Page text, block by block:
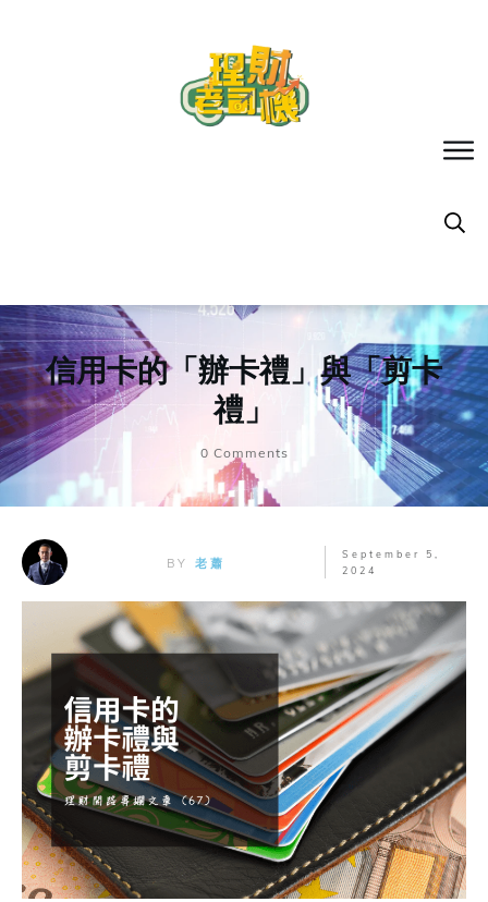
信用卡的「辦卡禮」與「剪卡
禮」
0 Comments
BY 老蕭
September 5,
2024